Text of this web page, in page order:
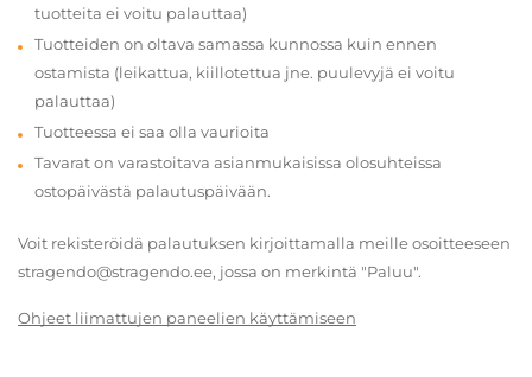
tuotteita ei voitu palauttaa)
Tuotteiden on oltava samassa kunnossa kuin ennen
ostamista (leikattua, kiillotettua jne. puulevyjä ei voitu
palauttaa)
Tuotteessa ei saa olla vaurioita
Tavarat on varastoitava asianmukaisissa olosuhteissa
ostopäivästä palautuspäivään.
Voit rekisteröidä palautuksen kirjoittamalla meille osoitteeseen
stragendo@stragendo.ee, jossa on merkintä "Paluu".
Ohjeet liimattujen paneelien käyttämiseen